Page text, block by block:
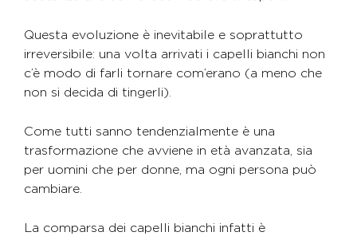
Questa evoluzione è inevitabile e soprattutto
irreversibile: una volta arrivati i capelli bianchi non
c’è modo di farli tornare com’erano (a meno che
non si decida di tingerli).
Come tutti sanno tendenzialmente è una
trasformazione che avviene in età avanzata, sia
per uomini che per donne, ma ogni persona può
cambiare.
La comparsa dei capelli bianchi infatti è